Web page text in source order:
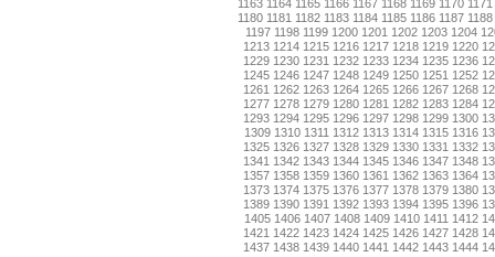
1163 1164 1165 1166 1167 1168 1169 1170 1171
1180 1181 1182 1183 1184 1185 1186 1187 1188
1197 1198 1199 1200 1201 1202 1203 1204
1213 1214 1215 1216 1217 1218 1219 1220
1229 1230 1231 1232 1233 1234 1235 1236
1245 1246 1247 1248 1249 1250 1251 1252
1261 1262 1263 1264 1265 1266 1267 1268
1277 1278 1279 1280 1281 1282 1283 1284
1293 1294 1295 1296 1297 1298 1299 1300
1309 1310 1311 1312 1313 1314 1315 1316
1325 1326 1327 1328 1329 1330 1331 1332
1341 1342 1343 1344 1345 1346 1347 1348
1357 1358 1359 1360 1361 1362 1363 1364
1373 1374 1375 1376 1377 1378 1379 1380
1389 1390 1391 1392 1393 1394 1395 1396
1405 1406 1407 1408 1409 1410 1411 1412
1421 1422 1423 1424 1425 1426 1427 1428
1437 1438 1439 1440 1441 1442 1443 1444